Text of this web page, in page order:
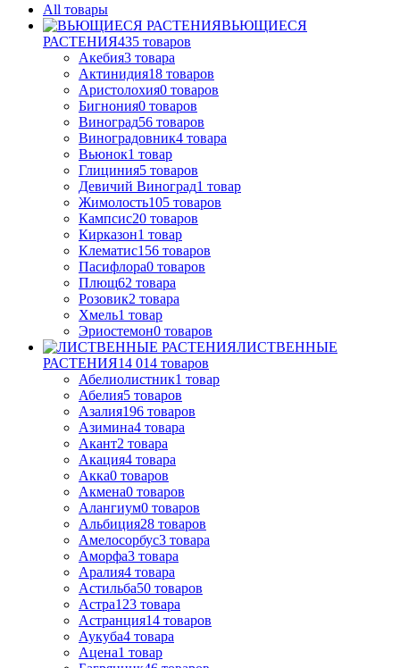
All товары
ВЬЮЩИЕСЯ
РАСТЕНИЯ435 товаров
Акебия3 товара
Актинидия18 товаров
Аристолохия0 товаров
Бигнония0 товаров
Виноград56 товаров
Виноградовник4 товара
Вьюнок1 товар
Глициния5 товаров
Девичий Виноград1 товар
Жимолость105 товаров
Кампсис20 товаров
Кирказон1 товар
Клематис156 товаров
Пасифлора0 товаров
Плющ62 товара
Розовик2 товара
Хмель1 товар
Эриостемон0 товаров
ЛИСТВЕННЫЕ
РАСТЕНИЯ14 014 товаров
Абелиолистник1 товар
Абелия5 товаров
Азалия196 товаров
Азимина4 товара
Акант2 товара
Акация4 товара
Акка0 товаров
Акмена0 товаров
Алангиум0 товаров
Альбиция28 товаров
Амелосорбус3 товара
Аморфа3 товара
Аралия4 товара
Астильба50 товаров
Астра123 товара
Астранция14 товаров
Аукуба4 товара
Ацена1 товар